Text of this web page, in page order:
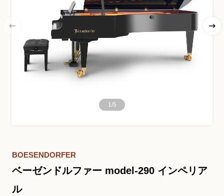
音楽教室・イベント情報
サポート・購入特典
06-6252-0432
お問い合わせフォーム
1/5
BOESENDORFER
ベーゼンドルファー model-290 インペリア
ル